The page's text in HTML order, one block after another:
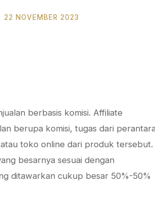
22 NOVEMBER 2023
berbasis komisi. Affiliate
berupa komisi, tugas dari
toko online dari produk tersebut.
besarnya sesuai dengan
ditawarkan cukup besar 50%-50%